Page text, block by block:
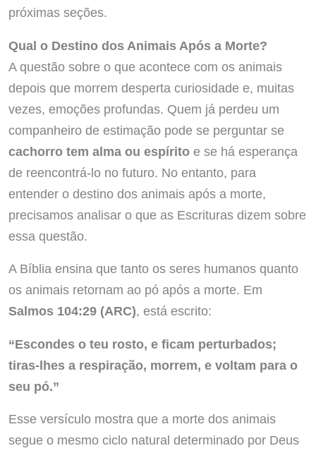
próximas seções.
Qual o Destino dos Animais Após a Morte?
A questão sobre o que acontece com os animais
depois que morrem desperta curiosidade e, muitas
vezes, emoções profundas. Quem já perdeu um
companheiro de estimação pode se perguntar se
cachorro tem alma ou espíritoe se há esperança
de reencontrá-lo no futuro. No entanto, para
entender o destino dos animais após a morte,
precisamos analisar o que as Escrituras dizem sobre
essa questão.
A Bíblia ensina que tanto os seres humanos quanto
os animais retornam ao pó após a morte. Em
Salmos 104:29 (ARC), está escrito:
“Escondes o teu rosto, e ficam perturbados;
tiras-lhes a respiração, morrem, e voltam para o
seu pó.”
Esse versículo mostra que a morte dos animais
segue o mesmo ciclo natural determinado por Deus